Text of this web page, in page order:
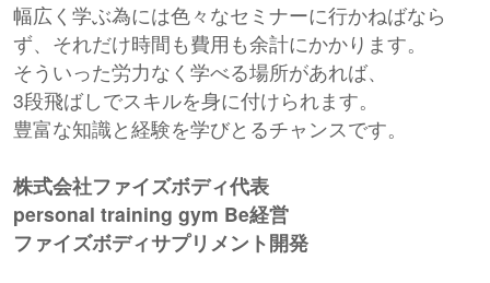
幅広く学ぶ為には色々なセミナーに行かねばなら
ず、それだけ時間も費用も余計にかかります。
そういった労力なく学べる場所があれば、
3段飛ばしでスキルを身に付けられます。
豊富な知識と経験を学びとるチャンスです。
株式会社ファイズボディ代表
personal training gym Be経営
ファイズボディサプリメント開発